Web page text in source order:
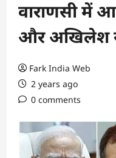
वाराणसी में
और अखिलेश
Fark India Web
2 years ago
0 comments